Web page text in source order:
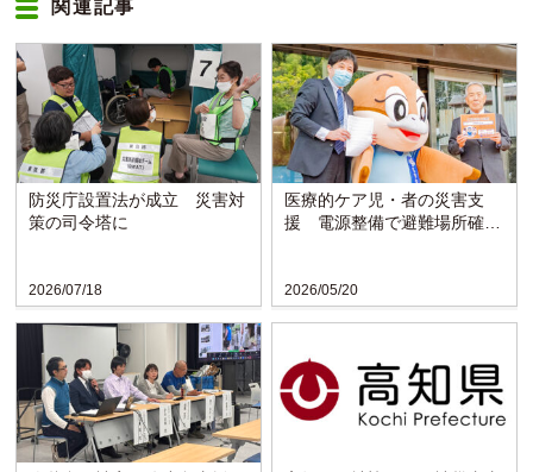
関連記事
2026/07/18
防災庁設置法が成立 災害対
策の司令塔に
2026/05/20
医療的ケア児・者の災害支
援 電源整備で避難場所確保